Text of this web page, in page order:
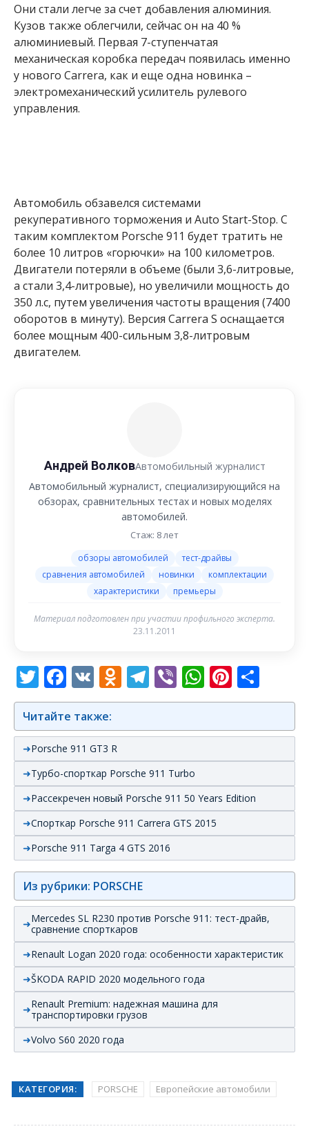
Они стали легче за счет добавления алюминия.
Кузов также облегчили, сейчас он на 40 %
алюминиевый. Первая 7-ступенчатая
механическая коробка передач появилась именно
у нового Carrera, как и еще одна новинка –
электромеханический усилитель рулевого
управления.
Автомобиль обзавелся системами
рекуперативного торможения и Auto Start-Stop. С
таким комплектом Porsche 911 будет тратить не
более 10 литров «горючки» на 100 километров.
Двигатели потеряли в объеме (были 3,6-литровые,
а стали 3,4-литровые), но увеличили мощность до
350 л.с, путем увеличения частоты вращения (7400
оборотов в минуту). Версия Carrera S оснащается
более мощным 400-сильным 3,8-литровым
двигателем.
Андрей ВолковАвтомобильный журналист
Автомобильный журналист, специализирующийся на
обзорах, сравнительных тестах и новых моделях
автомобилей.
Стаж: 8 лет
обзоры автомобилей
тест-драйвы
сравнения автомобилей
новинки
комплектации
характеристики
премьеры
Материал подготовлен при участии профильного эксперта.
23.11.2011
Twitter
Facebook
VK Odnoklassniki
Telegram
Viber
Читайте также:
Porsche 911 GT3 R
Турбо-спорткар Porsche 911 Turbo
Рассекречен новый Porsche 911 50 Years Edition
Спорткар Porsche 911 Carrera GTS 2015
Porsche 911 Targa 4 GTS 2016
Из рубрики: PORSCHE
Mercedes SL R230 против Porsche 911: тест-драйв,
сравнение спорткаров
Renault Logan 2020 года: особенности характеристик
ŠKODA RAPID 2020 модельного года
Renault Premium: надежная машина для
транспортировки грузов
Volvo S60 2020 года
КАТЕГОРИЯ: PORSCHE Европейские автомобили